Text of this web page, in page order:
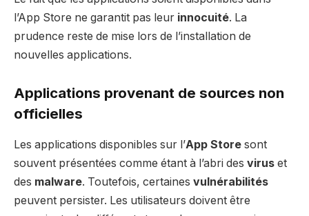
l’App Store ne garantit pas leur innocuité. La
prudence reste de mise lors de l’installation de
nouvelles applications.
Applications provenant de sources non
officielles
Les applications disponibles sur l’App Store sont
souvent présentées comme étant à l’abri des virus et
des malware. Toutefois, certaines vulnérabilités
peuvent persister. Les utilisateurs doivent être